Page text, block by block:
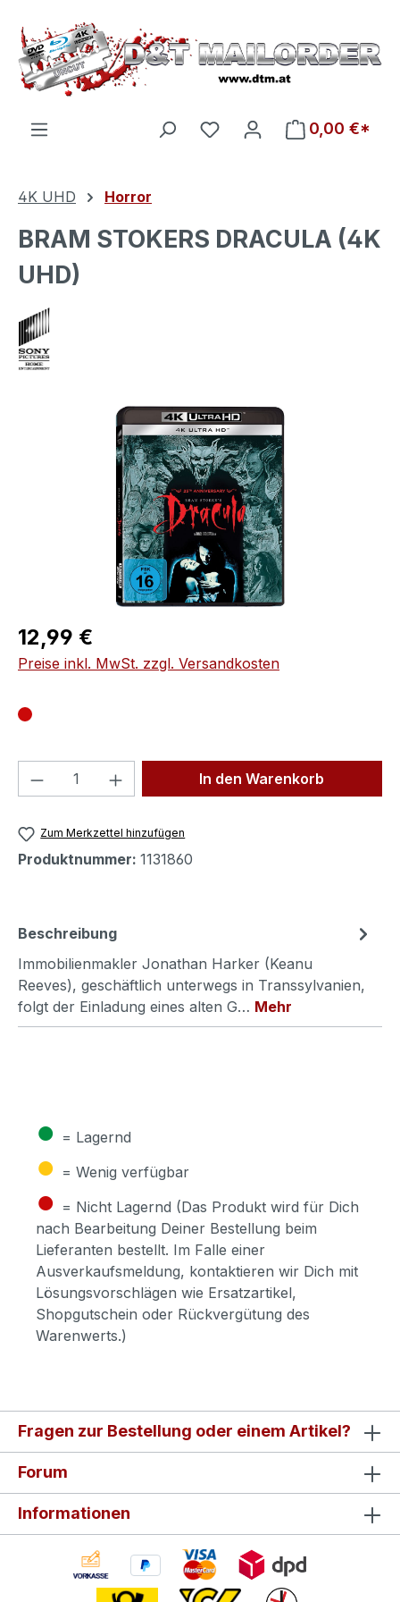
Zum Hauptinhalt springen
Du hast 0 Produkte auf
0,00 €*
4K UHD Horror
BRAM STOKERS DRACULA (4K
UHD)
Bildergalerie überspringen
Regulärer Preis:
12,99 €
Preise inkl. MwSt. zzgl. Versandkosten
Produkt Anzahl: Gib denIn den Warenkorb
Zum Merkzettel hinzufügen
Produktnummer: 1131860
Beschreibung
Immobilienmakler Jonathan Harker (Keanu
Reeves), geschäftlich unterwegs in Transsylvanien,
folgt der Einladung eines alten G… Mehr
● = Lagernd
● = Wenig verfügbar
● = Nicht Lagernd (Das Produkt wird für Dich
nach Bearbeitung Deiner Bestellung beim
Lieferanten bestellt. Im Falle einer
Ausverkaufsmeldung, kontaktieren wir Dich mit
Lösungsvorschlägen wie Ersatzartikel,
Shopgutschein oder Rückvergütung des
Warenwerts.)
Fragen zur Bestellung oder einem Artikel?
Forum
Informationen